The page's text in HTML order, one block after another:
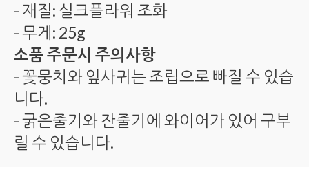
- 재질: 실크플라워 조화
- 무게: 25g
소품 주문시 주의사항
- 꽃뭉치와 잎사귀는 조립으로 빠질 수 있습
니다.
- 굵은줄기와 잔줄기에 와이어가 있어 구부
릴 수 있습니다.